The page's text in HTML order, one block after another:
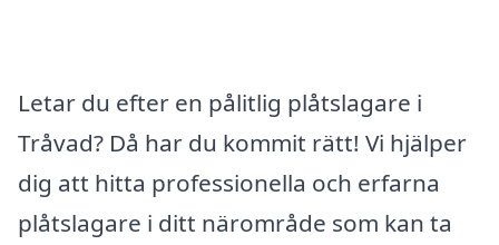
Letar du efter en pålitlig plåtslagare i
Tråvad? Då har du kommit rätt! Vi hjälper
dig att hitta professionella och erfarna
plåtslagare i ditt närområde som kan ta